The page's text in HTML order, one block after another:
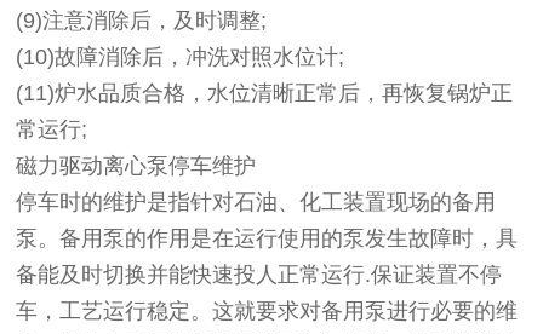
(9)注意消除后，及时调整;
(10)故障消除后，冲洗对照水位计;
(11)炉水品质合格，水位清晰正常后，再恢复锅炉正
常运行;
磁力驱动离心泵停车维护
停车时的维护是指针对石油、化工装置现场的备用
泵。备用泵的作用是在运行使用的泵发生故障时，具
备能及时切换并能快速投人正常运行.保证装置不停
车，工艺运行稳定。这就要求对备用泵进行必要的维